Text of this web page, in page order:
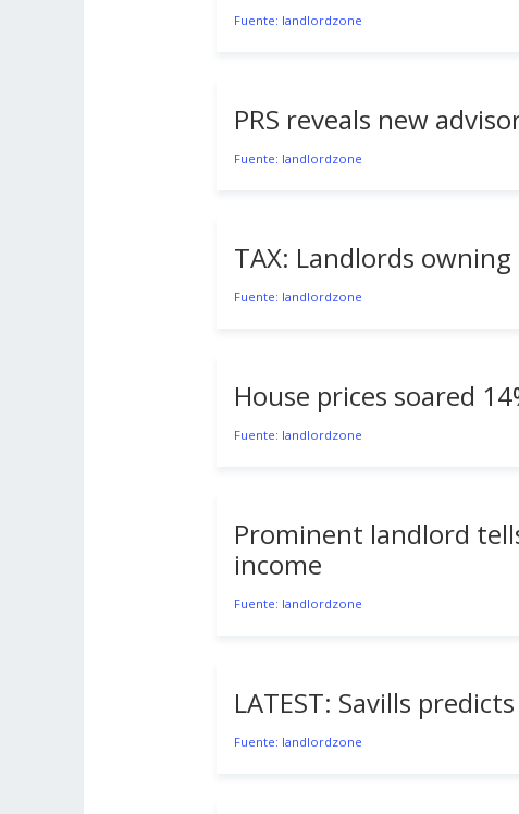
Fuente: landlordzone
PRS reveals new
Fuente: landlordzone
TAX: Landlords
Fuente: landlordzone
House prices soared
Fuente: landlordzone
Prominent landlord
income
Fuente: landlordzone
LATEST: Savills
Fuente: landlordzone